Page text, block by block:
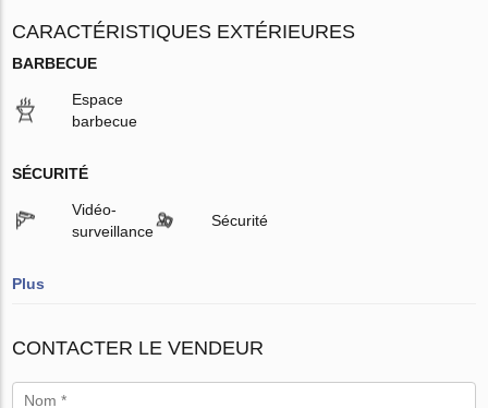
CARACTÉRISTIQUES EXTÉRIEURES
BARBECUE
Espace
barbecue
SÉCURITÉ
Vidéo-
surveillance
Sécurité
Plus
CONTACTER LE VENDEUR